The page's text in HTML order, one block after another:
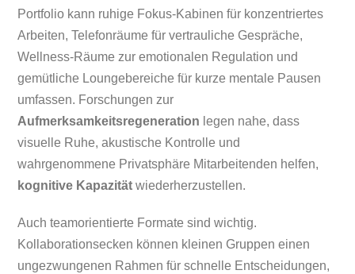
Portfolio kann ruhige Fokus-Kabinen für konzentriertes
Arbeiten, Telefonräume für vertrauliche Gespräche,
Wellness-Räume zur emotionalen Regulation und
gemütliche Loungebereiche für kurze mentale Pausen
umfassen. Forschungen zur
Aufmerksamkeitsregeneration legen nahe, dass
visuelle Ruhe, akustische Kontrolle und
wahrgenommene Privatsphäre Mitarbeitenden helfen,
kognitive Kapazität wiederherzustellen.
Auch teamorientierte Formate sind wichtig.
Kollaborationsecken können kleinen Gruppen einen
ungezwungenen Rahmen für schnelle Entscheidungen,